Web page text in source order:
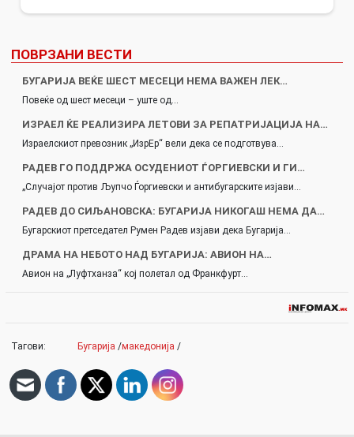
ПОВРЗАНИ ВЕСТИ
БУГАРИЈА ВЕЌЕ ШЕСТ МЕСЕЦИ НЕМА ВАЖЕН ЛЕК…
Повеќе од шест месеци – уште од…
ИЗРАЕЛ ЌЕ РЕАЛИЗИРА ЛЕТОВИ ЗА РЕПАТРИЈАЦИЈА НА…
Израелскиот превозник „ИзрЕр“ вели дека се подготвува…
РАДЕВ ГО ПОДДРЖА ОСУДЕНИОТ ЃОРГИЕВСКИ И ГИ…
„Случајот против Љупчо Ѓоргиевски и антибугарските изјави…
РАДЕВ ДО СИЉАНОВСКА: БУГАРИЈА НИКОГАШ НЕМА ДА…
Бугарскиот претседател Румен Радев изјави дека Бугарија…
ДРАМА НА НЕБОТО НАД БУГАРИЈА: АВИОН НА…
Авион на „Луфтханза“ кој полетал од Франкфурт…
Тагови: Бугарија /македонија /